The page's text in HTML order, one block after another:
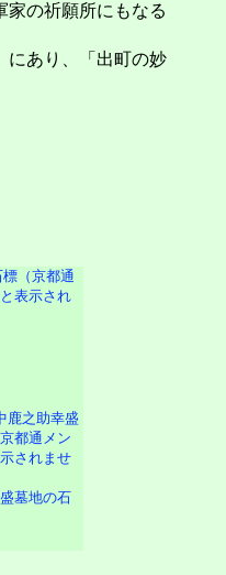
家の祈願所にもなる
にあり、「出町の妙
墓地の石